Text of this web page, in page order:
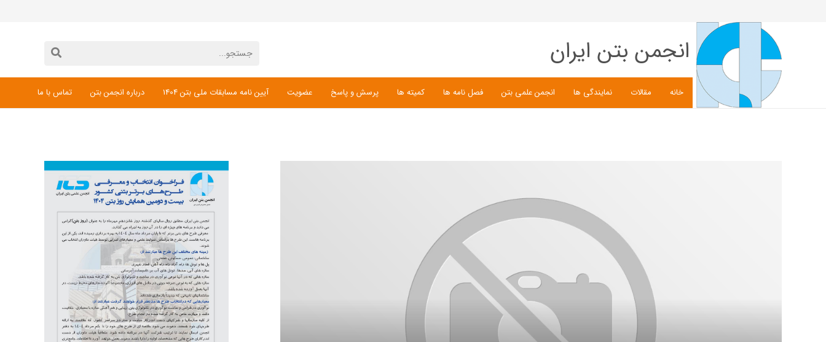
انجمن بتن ایران
خانه مقالات نمایندگی ها انجمن علمی بتن فصل نامه ها کمیته ها پرسش و پاسخ عضویت آیین نامه مسابقات ملی بتن 1404 درباره انجمن بتن تماس با ما